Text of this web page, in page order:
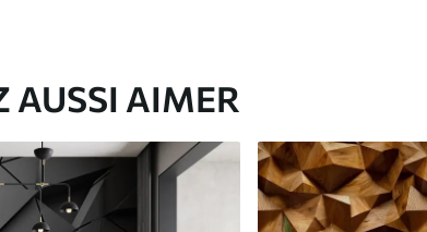
AUSSI AIMER